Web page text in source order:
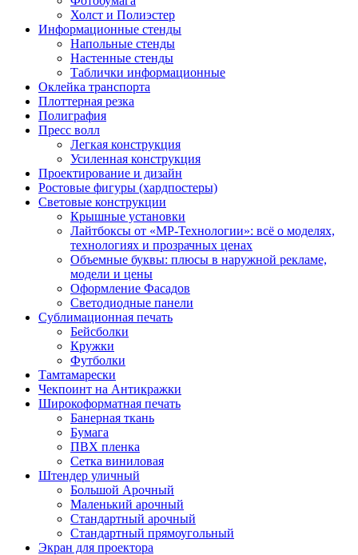
Холст и Полиэстер
Информационные стенды
Напольные стенды
Настенные стенды
Таблички информационные
Оклейка транспорта
Плоттерная резка
Полиграфия
Пресс волл
Легкая конструкция
Усиленная конструкция
Проектирование и дизайн
Ростовые фигуры (хардпостеры)
Световые конструкции
Крышные установки
Лайтбоксы от «МР-Технологии»: всё о моделях,
технологиях и прозрачных ценах
Объемные буквы: плюсы в наружной рекламе,
модели и цены
Оформление Фасадов
Светодиодные панели
Сублимационная печать
Бейсболки
Кружки
Футболки
Тамтамарески
Чекпоинт на Антикражки
Широкоформатная печать
Банерная ткань
Бумага
ПВХ пленка
Сетка виниловая
Штендер уличный
Большой Арочный
Маленький арочный
Стандартный арочный
Стандартный прямоугольный
Экран для проектора